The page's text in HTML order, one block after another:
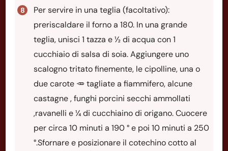
Per servire in una teglia (facoltativo):
preriscaldare il forno a 180. In una grande
teglia, unisci 1 tazza e ½ di acqua con 1
cucchiaio di salsa di soia. Aggiungere uno
scalogno tritato finemente, le cipolline, una o
due carote 🥕 tagliate a fiammifero, alcune
castagne , funghi porcini secchi ammollati
,ravanelli e ¼ di cucchiaino di origano. Cuocere
per circa 10 minuti a 190 ° e poi 10 minuti a 250
°.Sfornare e posizionare il cotechino cotto al